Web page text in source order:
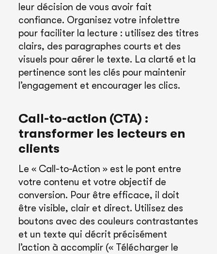
leur décision de vous avoir fait
confiance. Organisez votre infolettre
pour faciliter la lecture : utilisez des titres
clairs, des paragraphes courts et des
visuels pour aérer le texte. La clarté et la
pertinence sont les clés pour maintenir
l’engagement et encourager les clics.
Call-to-action (CTA) :
transformer les lecteurs en
clients
Le « Call-to-Action » est le pont entre
votre contenu et votre objectif de
conversion. Pour être efficace, il doit
être visible, clair et direct. Utilisez des
boutons avec des couleurs contrastantes
et un texte qui décrit précisément
l’action à accomplir (« Télécharger le